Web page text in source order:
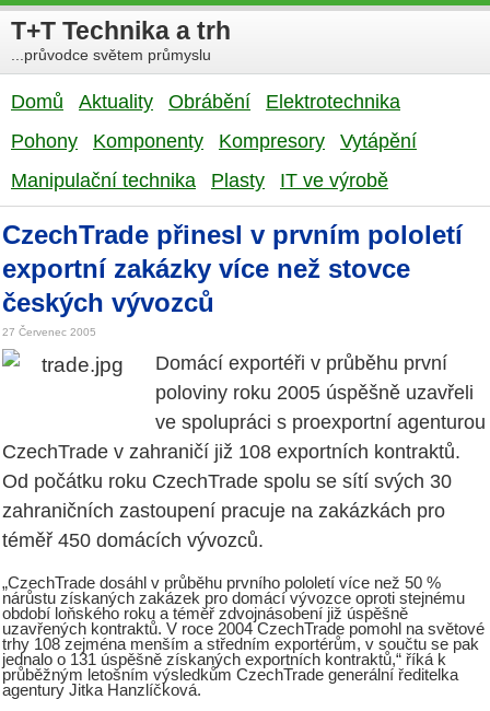
T+T Technika a trh
...průvodce světem průmyslu
Domů Aktuality Obrábění
Elektrotechnika
Pohony
Komponenty Kompresory
Vytápění
Manipulační technika
Plasty IT ve výrobě
CzechTrade přinesl v prvním pololetí
exportní zakázky více než stovce
českých vývozců
27 Červenec 2005
Domácí exportéři v průběhu první
poloviny roku 2005 úspěšně uzavřeli
ve spolupráci s proexportní agenturou
CzechTrade v zahraničí již 108 exportních kontraktů.
Od počátku roku CzechTrade spolu se sítí svých 30
zahraničních zastoupení pracuje na zakázkách pro
téměř 450 domácích vývozců.
„CzechTrade dosáhl v průběhu prvního pololetí více než 50 %
nárůstu získaných zakázek pro domácí vývozce oproti stejnému
období loňského roku a téměř zdvojnásobení již úspěšně
uzavřených kontraktů. V roce 2004 CzechTrade pomohl na světové
trhy 108 zejména menším a středním exportérům, v součtu se pak
jednalo o 131 úspěšně získaných exportních kontraktů,“ říká k
průběžným letošním výsledkům CzechTrade generální ředitelka
agentury Jitka Hanzlíčková.